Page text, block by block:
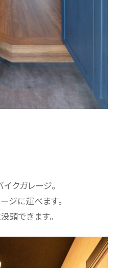
クガレージ。
ジに運べます。
頭できます。